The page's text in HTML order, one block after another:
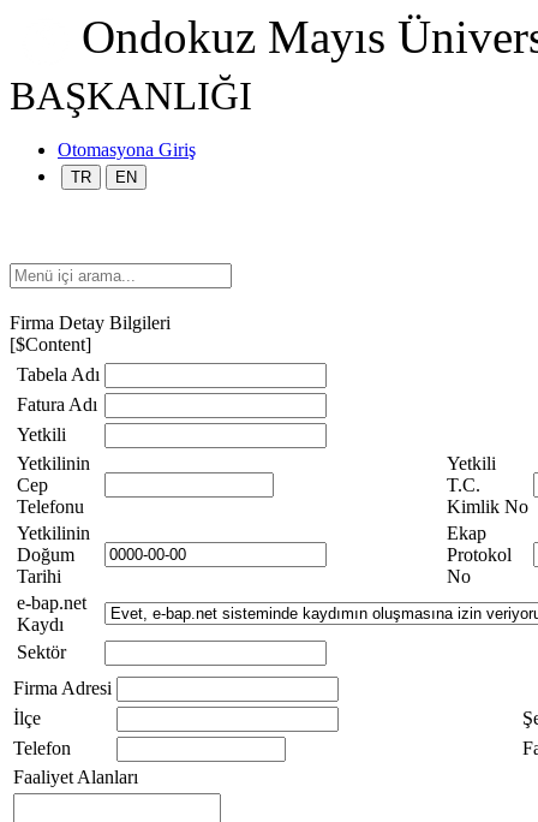
Ondokuz Mayıs
BAŞKANLIĞI
Otomasyona Giriş
TR EN
Firma Detay Bilgileri
[$Content]
Tabela Adı
Fatura Adı
Yetkili
Yetkilinin
Cep
Telefonu
Yetkili
T.C.
Kimlik No
Yetkilinin
Doğum
Tarihi
Ekap
Protokol
No
e-bap.net
Kaydı
Sektör
Firma Adresi
İlçe
Telefon
Faaliyet Alanları